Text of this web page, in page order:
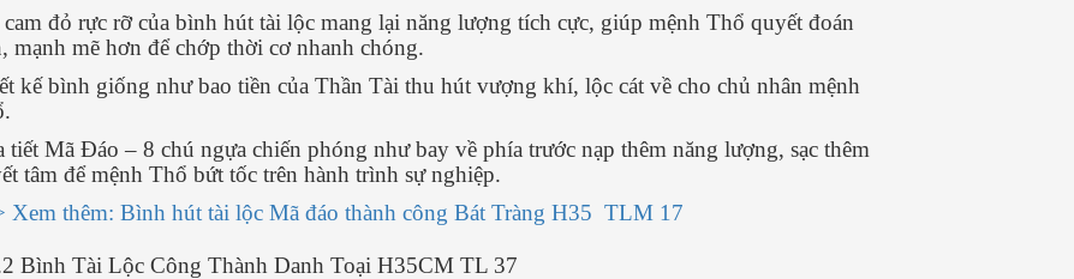
cam đỏ rực rỡ của bình hút tài lộc mang lại năng lượng tích cực, giúp mệnh Thổ quyết đoán
mạnh mẽ hơn để chớp thời cơ nhanh chóng.
kế bình giống như bao tiền của Thần Tài thu hút vượng khí, lộc cát về cho chủ nhân mệnh
tiết Mã Đáo – 8 chú ngựa chiến phóng như bay về phía trước nạp thêm năng lượng, sạc thêm
tâm để mệnh Thổ bứt tốc trên hành trình sự nghiệp.
Xem thêm: Bình hút tài lộc Mã đáo thành công Bát Tràng H35 TLM 17
Bình Tài Lộc Công Thành Danh Toại H35CM TL 37